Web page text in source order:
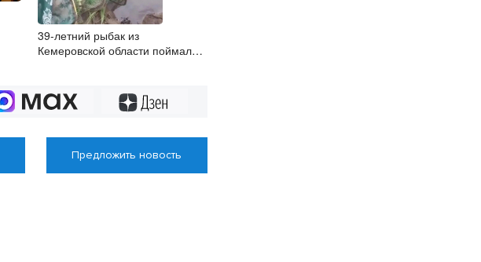
39-летний рыбак из
Кемеровской области поймал в
Предложить новость